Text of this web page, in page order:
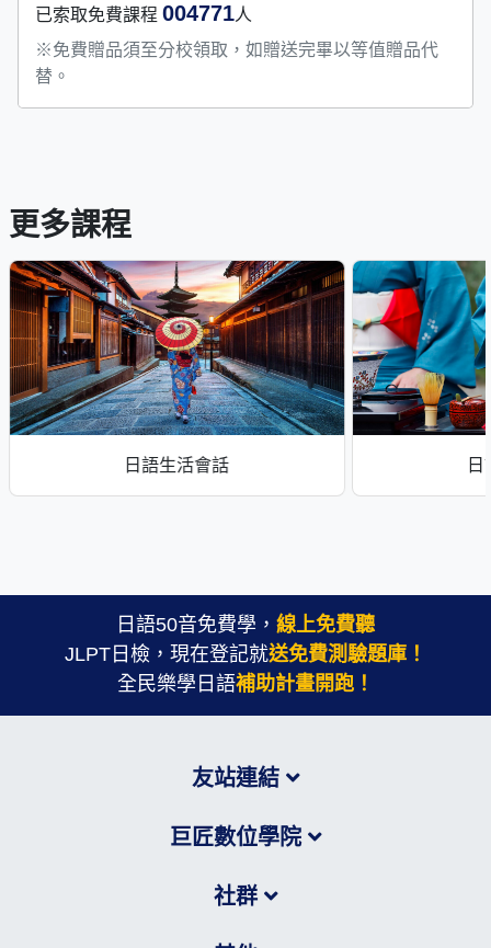
已索取免費課程 004771人
※免費贈品須至分校領取，如贈送完畢以等值贈品代
替。
更多課程
日語生活會話
日語50音免費學， 線上免費聽
JLPT日檢，現在登記就送免費測驗題庫！
全民樂學日語補助計畫開跑！
友站連結
巨匠數位學院
社群